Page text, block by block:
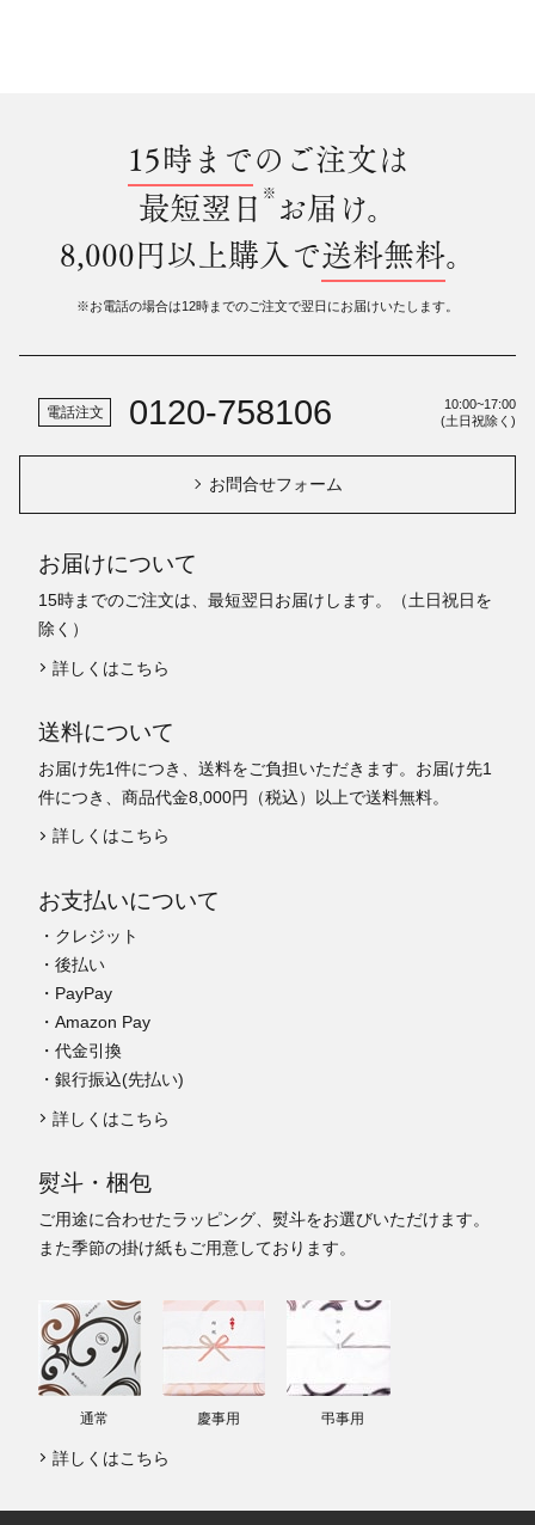
15時までのご注文は
最短翌日 ※ お届け。
8,000円以上購入で送料無料。
※お電話の場合は12時までのご注文で翌日にお届けいたします。
電話注文 0120-758106
10:00~17:00
(土日祝除く)
お問合せフォーム
お届けについて
15時までのご注文は、最短翌日お届けします。（土日祝日を
除く）
詳しくはこちら
送料について
お届け先1件につき、送料をご負担いただきます。お届け先1
件につき、商品代金8,000円（税込）以上で送料無料。
詳しくはこちら
お支払いについて
・クレジット
・後払い
・PayPay
・Amazon Pay
・代金引換
・銀行振込(先払い)
詳しくはこちら
熨斗・梱包
ご用途に合わせたラッピング、熨斗をお選びいただけます。
また季節の掛け紙もご用意しております。
通常 慶事用 弔事用
詳しくはこちら